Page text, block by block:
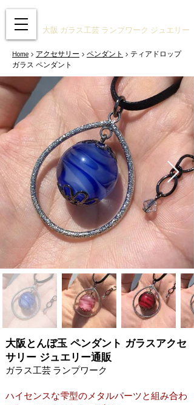
大阪 ガラス工芸 ランプワーク ジュエリー
Home > アクセサリー > ペンダント > ティアドロップ
ガラス ペンダント
大阪とんぼ玉 ペンダント ガラスアクセ
サリー ジュエリー通販
ガラス工芸 ランプワーク
ハイセンスな雫型のメタルパーツと組み合わ